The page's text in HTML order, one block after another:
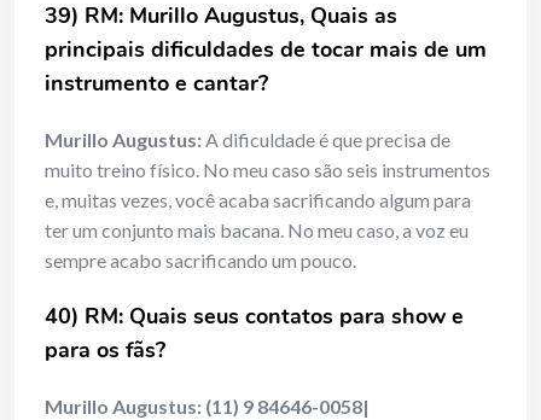
39) RM: Murillo Augustus, Quais as
principais dificuldades de tocar mais de um
instrumento e cantar?
Murillo Augustus:A dificuldade é que precisa de
muito treino físico. No meu caso são seis instrumentos
e, muitas vezes, você acaba sacrificando algum para
ter um conjunto mais bacana. No meu caso, a voz eu
sempre acabo sacrificando um pouco.
40) RM: Quais seus contatos para show e
para os fãs?
Murillo Augustus: (11) 9 84646-0058|